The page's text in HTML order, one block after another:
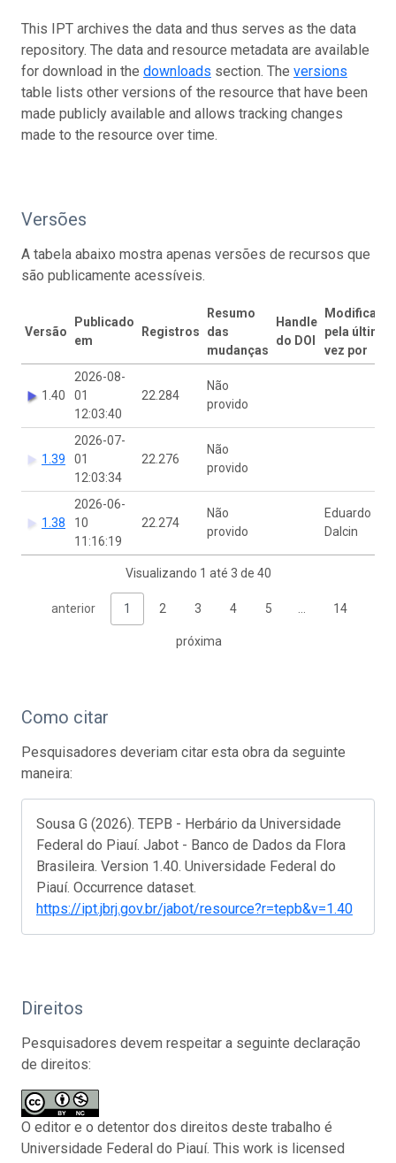
This IPT archives the data and thus serves as the data
repository. The data and resource metadata are available
for download in the downloads section. The versions
table lists other versions of the resource that have been
made publicly available and allows tracking changes
made to the resource over time.
Versões
A tabela abaixo mostra apenas versões de recursos que
são publicamente acessíveis.
Versão
Publicado
em
Registros
Resumo
das
mudanças
Handle
do DOI
Modificado
pela última
vez por
1.40
2026-08-
01
12:03:40
22.284
Não
provido
1.39
2026-07-
01
12:03:34
22.276
Não
provido
1.38
2026-06-
10
11:16:19
22.274
Não
provido
Eduardo
Dalcin
Visualizando 1 até 3 de 40
anterior 1 2 3 4 5 14
próxima
Como citar
Pesquisadores deveriam citar esta obra da seguinte
maneira:
Sousa G (2026). TEPB - Herbário da Universidade
Federal do Piauí. Jabot - Banco de Dados da Flora
Brasileira. Version 1.40. Universidade Federal do
Piauí. Occurrence dataset.
https://ipt.jbrj.gov.br/jabot/resource?r=tepb&v=1.40
Direitos
Pesquisadores devem respeitar a seguinte declaração
de direitos:
O editor e o detentor dos direitos deste trabalho é
Universidade Federal do Piauí. This work is licensed